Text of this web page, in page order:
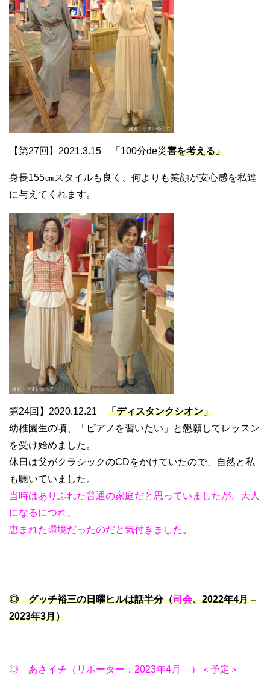
【第27回】2021.3.15 「100分de災害を考える」
身長155㎝スタイルも良く、何よりも笑顔が安心感を私達
に与えてくれます。
第24回】2020.12.21 「ディスタンクシオン」
幼稚園生の頃、「ピアノを習いたい」と懇願してレッスン
を受け始めました。
休日は父がクラシックのCDをかけていたので、自然と私
も聴いていました。
当時はありふれた普通の家庭だと思っていましたが、大人
になるにつれ、
恵まれた環境だったのだと気付きました 。
◎ グッチ裕三の日曜ヒルは話半分（司会、2022年4月 –
2023年3月）
◎ あさイチ（リポーター：2023年4月 – ）＜予定＞